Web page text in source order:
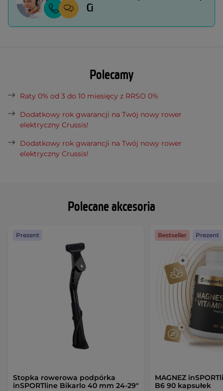
Polecane akcesoria
Stopka rowerowa podpórka
inSPORTline Bikarlo 40 mm 24-29"
Prezent
MAGNEZ
B6 90 kapsułek
Bestseller Prezent
Ci
Polecamy
Raty 0% od 3 do 10 miesięcy z RRSO 0%
Dodatkowy rok gwarancji na Twój nowy rower
elektryczny Crussis!
Dodatkowy rok gwarancji na Twój nowy rower
elektryczny Crussis!